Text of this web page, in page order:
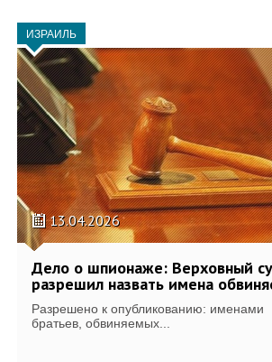
ИЗРАИЛЬ
13.04.2026
Дело о шпионаже: Верховный
разрешил назвать имена
Разрешено к опубликованию: именами
братьев, обвиняемых...